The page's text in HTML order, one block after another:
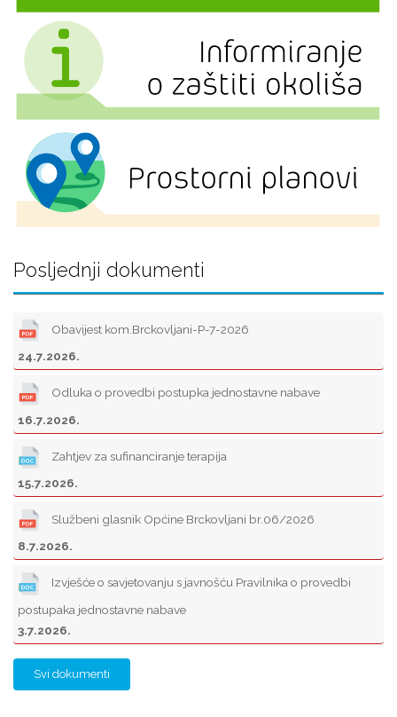
Posljednji dokumenti
Obavijest kom.Brckovljani-P-7-2026
24.7.2026.
Odluka o provedbi postupka jednostavne nabave
16.7.2026.
Zahtjev za sufinanciranje terapija
15.7.2026.
Službeni glasnik Općine Brckovljani br.06/2026
8.7.2026.
Izvješće o savjetovanju s javnošću Pravilnika o provedbi
postupaka jednostavne nabave
3.7.2026.
Svi dokumenti